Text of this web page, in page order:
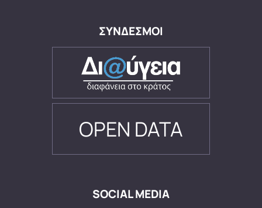
ΣΥΝΔΕΣΜΟΙ
OPEN DATA
SOCIAL MEDIA